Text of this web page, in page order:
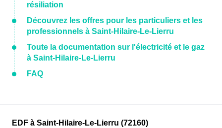
résiliation
Découvrez les offres pour les particuliers et les
professionnels à Saint-Hilaire-Le-Lierru
Toute la documentation sur l'électricité et le gaz
à Saint-Hilaire-Le-Lierru
FAQ
EDF à Saint-Hilaire-Le-Lierru (72160)